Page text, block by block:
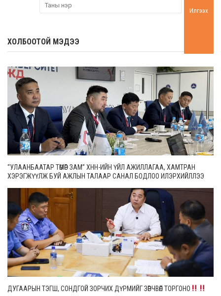
Илгээх
ХОЛБООТОЙ МЭДЭЭ
“УЛААНБААТАР ТӨМӨР ЗАМ” ХНН-ИЙН ҮЙЛ АЖИЛЛАГАА, ХАМТРАН
ХЭРЭГЖҮҮЛЖ БУЙ АЖЛЫН ТАЛААР САНАЛ БОДЛОО ИЛЭРХИЙЛЛЭЭ
ДУГААРЫН ТЭГШ, СОНДГОЙ ЗОРЧИХ ДҮРМИЙГ ЗӨРЧВӨЛ ТОРГОНО